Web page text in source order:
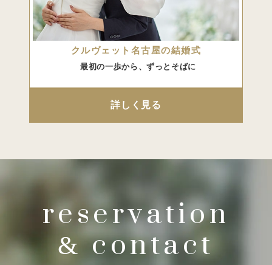
クルヴェット名古屋の結婚式
最初の一歩から、ずっとそばに
詳しく見る
reservation
&contact